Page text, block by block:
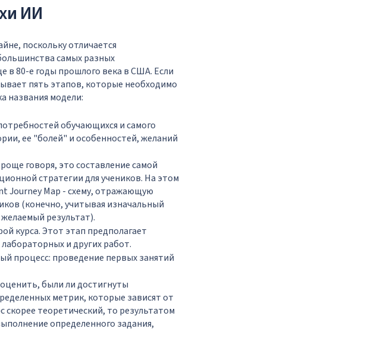
ИИ
поскольку отличается
самых разных
в 80-е годы прошлого века в США. Если
пять этапов, которые необходимо
названия модели:
обучающихся и самого
ее "болей" и особенностей, желаний
говоря, это составление самой
стратегии для учеников. На этом
Journey Map - схему, отражающую
(конечно, учитывая изначальный
результат).
курса. Этот этап предполагает
и других работ.
процесс: проведение первых занятий
были ли достигнуты
метрик, которые зависят от
теоретический, то результатом
определенного задания,